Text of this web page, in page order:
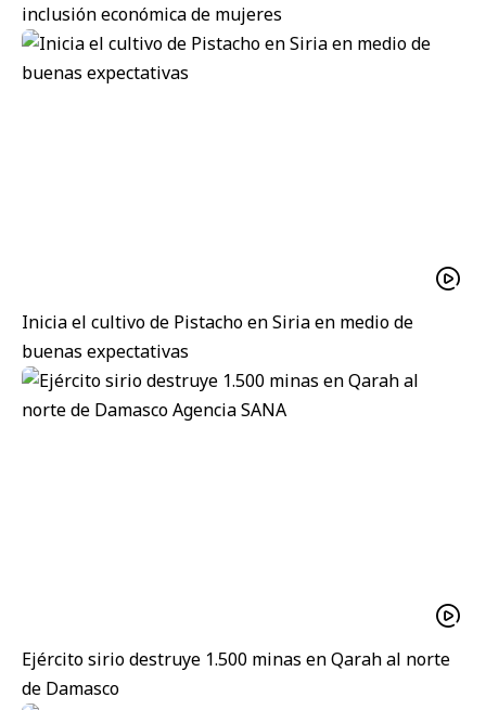
inclusión económica de mujeres
Inicia el cultivo de Pistacho en Siria en medio de
buenas expectativas
Ejército sirio destruye 1.500 minas en Qarah al norte
de Damasco